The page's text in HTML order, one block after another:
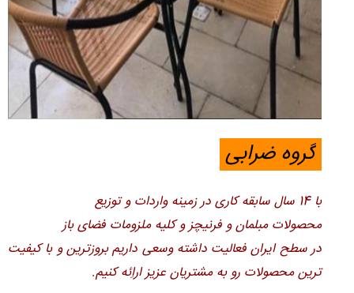
گروه ضرابی
با 14 سال سابقه کاری در زمینه واردات و توزیع
محصولات مبلمان و فرنیچز و کلیه ملزومات فضای باز
در سطح ایران فعالیت داشته وسعی داریم بروزترین و با کیفیت
ترین محصولات رو به مشتریان عزیز اراِئه کنیم.